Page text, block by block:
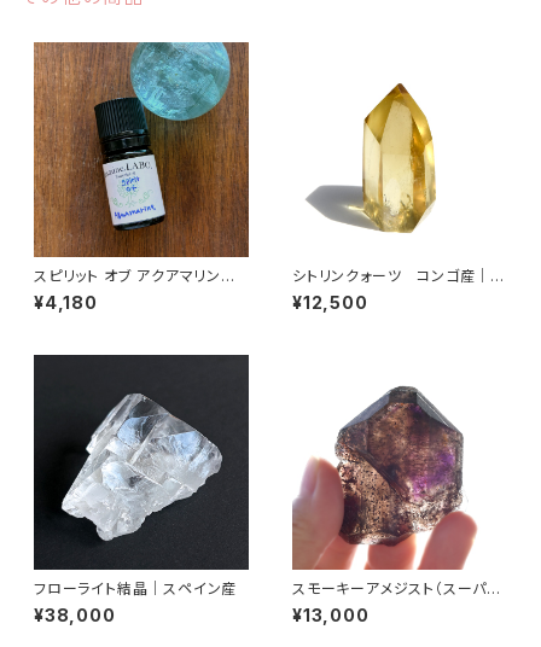
スピリット オブ アクアマリン｜S
¥4,180
シトリンクォーツ コンゴ産｜ポ
リッシュ
¥12,500
フローライト結晶｜スペイン産
¥38,000
スモーキーアメジスト（スーパー
セブン）結晶原石｜ブラジル産
¥13,000